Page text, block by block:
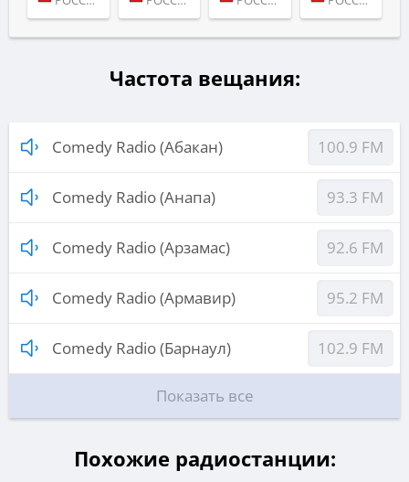
Частота вещания:
Comedy Radio (Абакан) 100.9 FM
Comedy Radio (Анапа) 93.3 FM
Comedy Radio (Арзамас) 92.6 FM
Comedy Radio (Армавир) 95.2 FM
Comedy Radio (Барнаул) 102.9 FM
Показать все
Похожие радиостанции: